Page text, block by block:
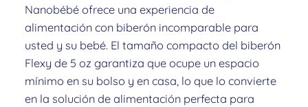
Nanobébé ofrece una experiencia de
alimentación con biberón incomparable para
usted y su bebé. El tamaño compacto del biberón
Flexy de 5 oz garantiza que ocupe un espacio
mínimo en su bolso y en casa, lo que lo convierte
en la solución de alimentación perfecta para